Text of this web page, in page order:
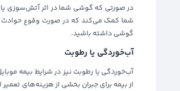
در صورتی که گوشی شما در اثر آتش‌سوزی
شما کمک می‌کند که در صورت وقوع حوادث
گوشی داشته باشید.
آب‌خوردگی یا رطوبت
آب‌خوردگی یا رطوبت نیز در شرایط بیمه
از بیمه برای جبران بخشی از هزینه‌های